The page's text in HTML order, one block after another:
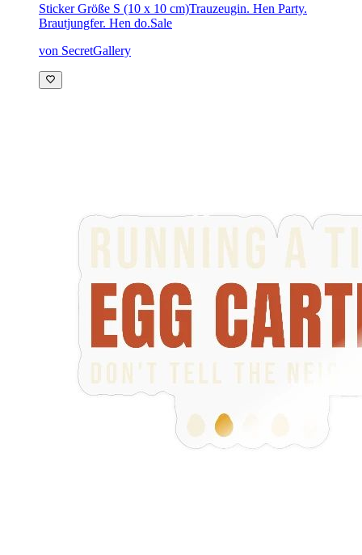
Sticker Größe S (10 x 10 cm)Trauzeugin. Hen Party.
Brautjungfer. Hen do.Sale
von SecretGallery